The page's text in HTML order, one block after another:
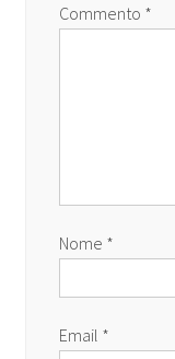
Commento *
Nome *
Email *